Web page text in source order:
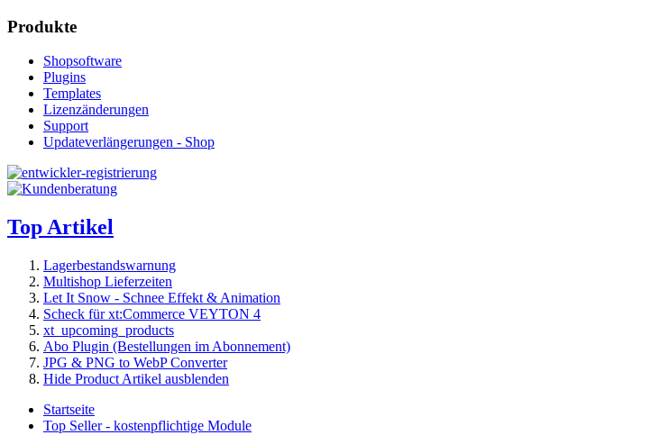
Produkte
Shopsoftware
Plugins
Templates
Lizenzänderungen
Support
Updateverlängerungen - Shop
Top Artikel
Lagerbestandswarnung
Multishop Lieferzeiten
Let It Snow - Schnee Effekt & Animation
Scheck für xt:Commerce VEYTON 4
xt_upcoming_products
Abo Plugin (Bestellungen im Abonnement)
JPG & PNG to WebP Converter
Hide Product Artikel ausblenden
Startseite
Top Seller - kostenpflichtige Module